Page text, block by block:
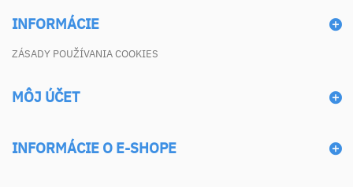
INFORMÁCIE
ZÁSADY POUŽÍVANIA COOKIES
MÔJ ÚČET
INFORMÁCIE O E-SHOPE